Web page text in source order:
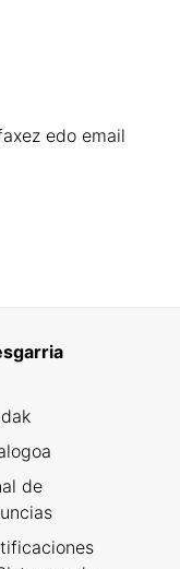
edo email
de